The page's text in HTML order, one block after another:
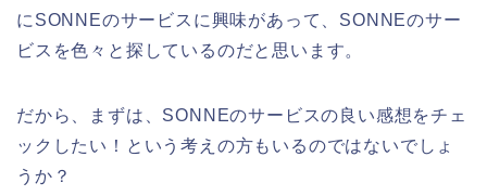
にSONNEのサービスに興味があって、SONNEのサー
ビスを色々と探しているのだと思います。
だから、まずは、SONNEのサービスの良い感想をチェ
ックしたい！という考えの方もいるのではないでしょ
うか？